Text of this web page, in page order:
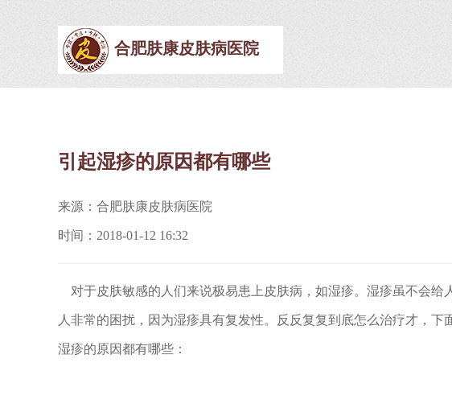
合肥肤康皮肤病医院
引起湿疹的原因都有哪些
来源：合肥肤康皮肤病医院
时间：2018-01-12 16:32
对于皮肤敏感的人们来说极易患上皮肤病，如湿疹。湿疹虽不会给
人非常的困扰，因为湿疹具有复发性。反反复复到底怎么治疗才，下
湿疹的原因都有哪些：